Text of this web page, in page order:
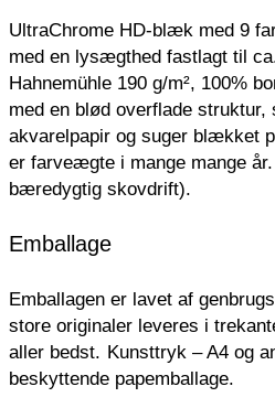
UltraChrome HD-blæk med 9
med en lysægthed fastlagt til
Hahnemühle 190 g/m², 100%
med en blød overflade struktur,
akvarelpapir og suger blækket
er farveægte i mange mange
bæredygtig skovdrift).
Emballage
Emballagen er lavet af
store originaler leveres i
aller bedst. Kunsttryk – A4 og
beskyttende papemballage.